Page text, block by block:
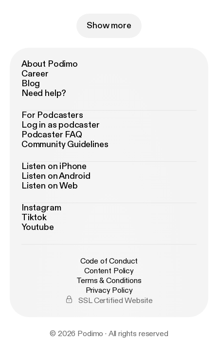
Show more
About Podimo
Career
Blog
Need help?
For Podcasters
Log in as podcaster
Podcaster FAQ
Community Guidelines
Listen on iPhone
Listen on Android
Listen on Web
Instagram
Tiktok
Youtube
Code of Conduct
Content Policy
Terms & Conditions
Privacy Policy
SSL Certified Website
© 2026 Podimo · All rights reserved